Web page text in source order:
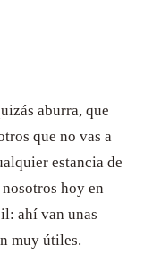
aburra, que
que no vas a
estancia de
hoy en
ahí van unas
muy útiles.